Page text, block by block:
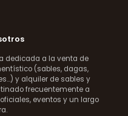
dedicada a la venta de
(sables, dagas,
y alquiler de sables y
frecuentemente a
eventos y un largo